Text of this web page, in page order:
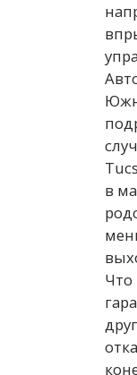
в
Что